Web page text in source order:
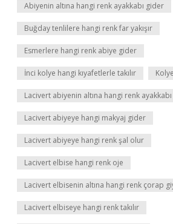
Abiyenin altına hangi renk ayakkabı gider
Buğday tenlilere hangi renk far yakışır
Esmerlere hangi renk abiye gider
İnci kolye hangi kıyafetlerle takılır
Lacivert abiyenin altına hangi renk
Lacivert abiyeye hangi makyaj gider
Lacivert abiyeye hangi renk şal olur
Lacivert elbise hangi renk oje
Lacivert elbisenin altına hangi renk çorap
Lacivert elbiseye hangi renk takılır